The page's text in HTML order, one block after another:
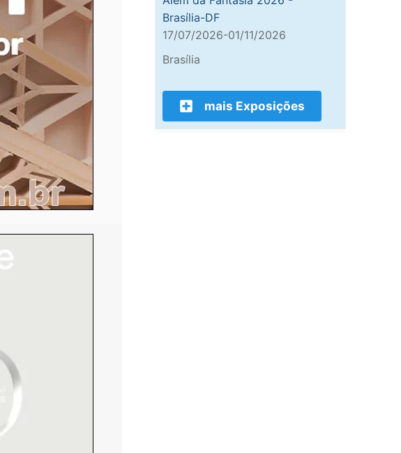
Brasília-DF
17/07/2026-01/11/2026
Brasília
mais Exposições